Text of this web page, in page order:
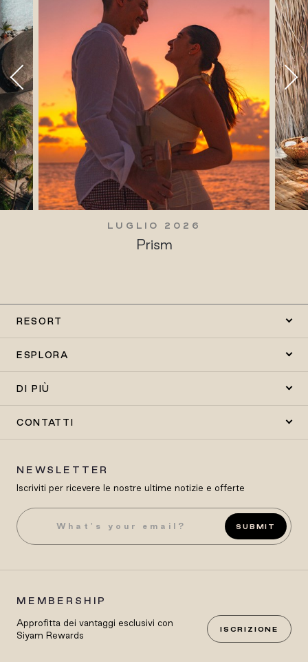
LUGLIO 2026
Prism
RESORT
ESPLORA
DI PIÙ
CONTATTI
NEWSLETTER
Iscriviti per ricevere le nostre ultime notizie e offerte
SUBMIT
MEMBERSHIP
Approfitta dei vantaggi esclusivi con
Siyam Rewards
ISCRIZIONE